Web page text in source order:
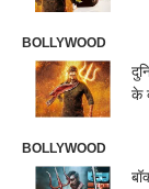
BOLLYWOOD
के
BOLLYWOOD